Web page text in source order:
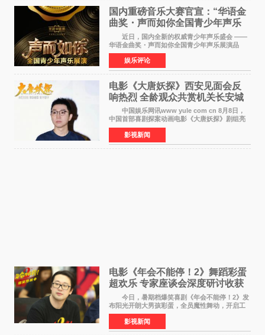
国内重磅音乐大赛官宣：“华语金
曲奖・声而如你全国青少年声乐
展演” 正式启幕，阿沁出任明星总
评审
近日，国内全新的权威青少年声乐盛会 ——
华语金曲奖・声而如你全国青少年声乐展演品
牌，在湖南长沙隆重举行官宣，国内又一高规格
青少年声乐赛事全面启航。 本赛事由寰宇声
扬联合华语金曲
娱乐评论
电影《大唐妖探》西安见面会反
响热烈 全龄观众共赏机关长安城
中国娱乐网讯www yule com cn 8月8日，
中国首部喜剧探案动画电影《大唐妖探》剧组亮
相西安，举办线下见面会活动。导演程腾、联合
导演黄珉、总制片人曹紫建、制片人李莹莹、领
衔声音出演雷淞然
影视新闻
电影《年会不能停！2》舞蹈彩蛋
超欢乐 专家座谈会深度研讨收获
满满
今日，暑期档爆笑喜剧《年会不能停！2》发
布阳光开朗大男孩彩蛋，全员魔性舞动，开启工
位狂欢模式。影片于昨日同步举办专家座谈会，
导演董润年、总制片人应萝佳出席现场，与一众
业内、学界专家
影视新闻